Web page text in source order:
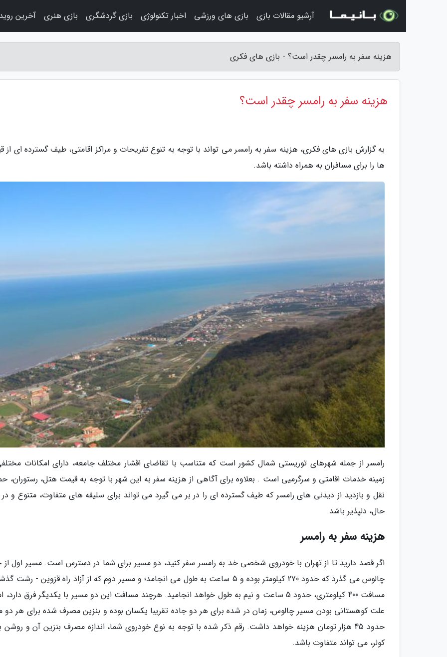
هزینه سفر به رامسر چقدر است؟ - بازی های فکری
هزینه سفر به رامسر چقدر است؟
به گزارش بازی های فکری، هزینه سفر به رامسر می تواند با توجه به تنوع تفریحات و مراکز اقامتی، طیف گسترده ای از
ها را برای مسافران به همراه داشته باشد.
رامسر از جمله شهرهای توریستی شمال کشور است که متناسب با تقاضای اقشار مختلف جامعه، دارای امکانات
زمینه خدمات اقامتی و سرگرمیی است . بعلاوه برای آگاهی از هزینه سفر به این شهر با توجه به قیمت هتل، رستوران،
نقل و بازدید از دیدنی های رامسر که طیف گسترده ای را در بر می گیرد می تواند برای سلیقه های متفاوت، متنوع و
حال، دلپذیر باشد.
هزینه سفر به رامسر
اگر قصد دارید تا از تهران با خودروی شخصی خد به رامسر سفر کنید، دو مسیر برای شما در دسترس است. مسیر اول از
چالوس می گذرد که حدود 270 کیلومتر بوده و 5 ساعت به طول می انجامد؛ و مسیر دوم که از آزاد راه قزوین - رشت
مسافت 400 کیلومتری، حدود 5 ساعت و نیم به طول خواهد انجامید. هرچند مسافت این دو مسیر با یکدیگر فرق دارد،
علت کوهستانی بودن مسیر چالوس، زمان در شده برای هر دو جاده تقریبا یکسان بوده و بنزین مصرف شده برای هر دو
حدود 45 هزار تومان هزینه خواهد داشت. رقم ذکر شده با توجه به نوع خودروی شما، اندازه مصرف بنزین آن و روشن
کولر، می تواند متفاوت باشد.
آرشیو مقالات بازی بازی های ورزشی اخبار تکنولوژی بازی گردشگری بازی هنری آخرین